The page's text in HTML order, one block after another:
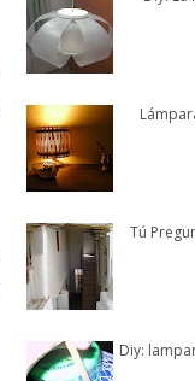
Tú
Diy: